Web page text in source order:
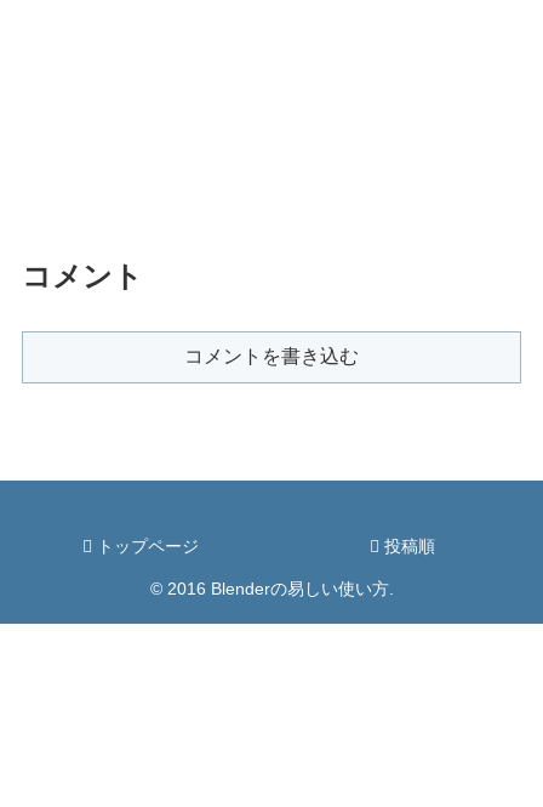
コメント
コメントを書き込む
トップページ 投稿順
© 2016 Blenderの易しい使い方.